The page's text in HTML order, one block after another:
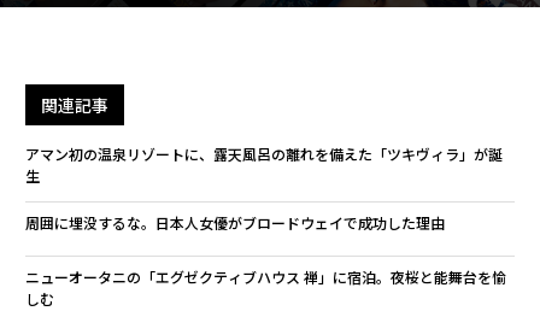
関連記事
アマン初の温泉リゾートに、露天風呂の離れを備えた「ツキヴィラ」が誕
生
周囲に埋没するな。日本人女優がブロードウェイで成功した理由
ニューオータニの「エグゼクティブハウス 禅」に宿泊。夜桜と能舞台を愉
しむ